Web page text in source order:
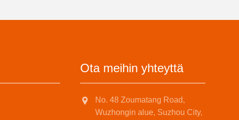
Ota meihin yhteyttä
No. 48 Zoumatang Road,
Wuzhongin alue, Suzhou City,